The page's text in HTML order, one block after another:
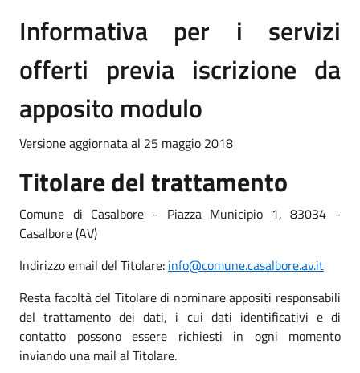
Informativa per i servizi
offerti previa iscrizione da
apposito modulo
Versione aggiornata al 25 maggio 2018
Titolare del trattamento
Comune di Casalbore - Piazza Municipio 1, 83034 -
Casalbore (AV)
Indirizzo email del Titolare: info@comune.casalbore.av.it
Resta facoltà del Titolare di nominare appositi responsabili
del trattamento dei dati, i cui dati identificativi e di
contatto possono essere richiesti in ogni momento
inviando una mail al Titolare.